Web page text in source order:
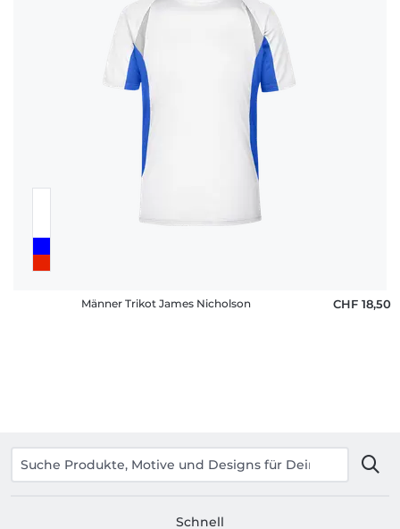
Männer Trikot James Nicholson CHF 18,50
Schnell